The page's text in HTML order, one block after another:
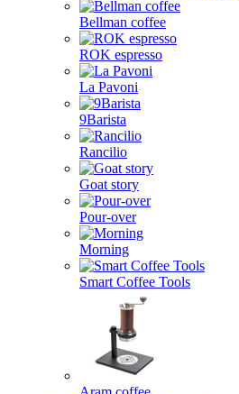
Bellman coffee
ROK espresso
La Pavoni
9Barista
Rancilio
Goat story
Pour-over
Morning
Smart Coffee Tools